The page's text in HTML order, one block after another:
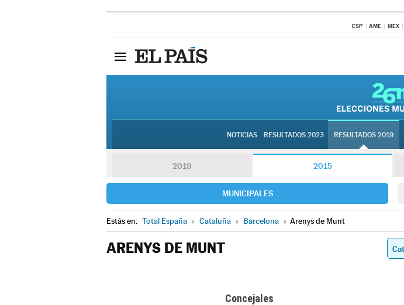
ESP AME MEX
NOTICIAS RESULTADOS 2023 RESULTADOS 2019
2019 2015
MUNICIPALES
Estás en: Total España » Cataluña » Barcelona » Arenys de Munt
ARENYS DE MUNT
Concejales